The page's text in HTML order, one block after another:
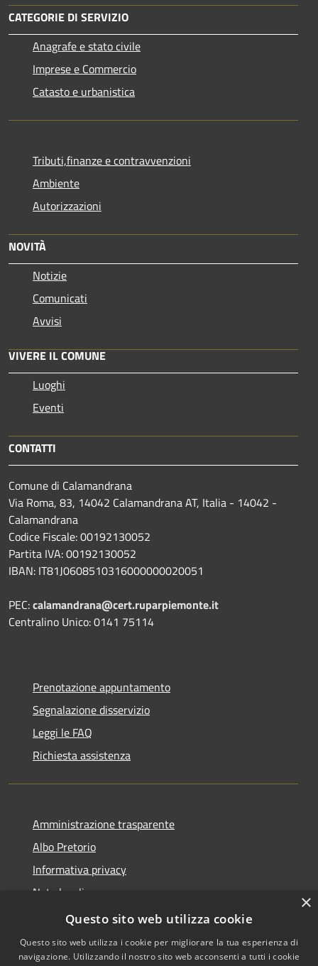
CATEGORIE DI SERVIZIO
Anagrafe e stato civile
Imprese e Commercio
Catasto e urbanistica
Tributi,finanze e contravvenzioni
Ambiente
Autorizzazioni
NOVITÀ
Notizie
Comunicati
Avvisi
VIVERE IL COMUNE
Luoghi
Eventi
CONTATTI
Comune di Calamandrana
Via Roma, 83, 14042 Calamandrana AT, Italia - 14042 -
Calamandrana
Codice Fiscale: 00192130052
Partita IVA: 00192130052
IBAN: IT81J0608510316000000020051
PEC:calamandrana@cert.ruparpiemonte.it
Centralino Unico: 0141 75114
Prenotazione appuntamento
Segnalazione disservizio
Leggi le FAQ
Richiesta assistenza
Amministrazione trasparente
Albo Pretorio
Informativa privacy
Note legali
Dichiarazione di accessibilità
×
Questo sito web utilizza cookie
Questo sito web utilizza i cookie per migliorare la tua esperienza di
navigazione. Utilizzando il nostro sito web acconsenti a tutti i cookie